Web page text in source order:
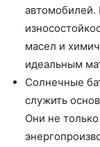
автомобилей.
масел и
идеальным
Солнечные
служить
Они не